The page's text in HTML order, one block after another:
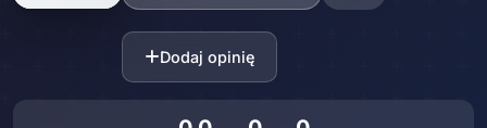
Dodaj opinię